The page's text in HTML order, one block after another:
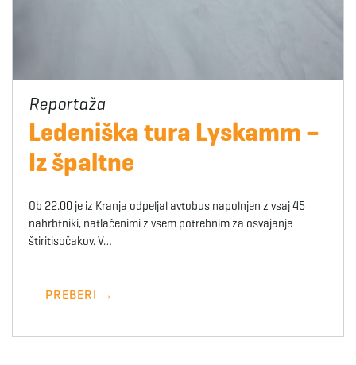
Ledeniška tura Lyskamm –
Iz špaltne
Ob 22.00 je iz Kranja odpeljal avtobus napolnjen z vsaj 45
nahrbtniki, natlačenimi z vsem potrebnim za osvajanje
štiritisočakov. V…
PREBERI →